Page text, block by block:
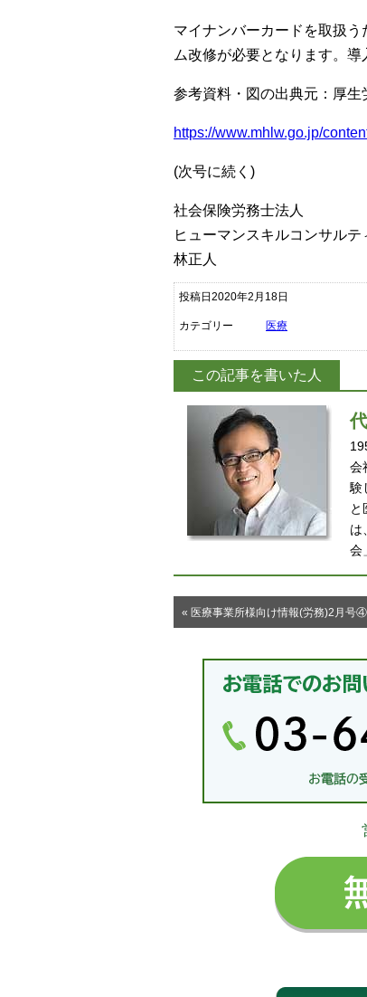
マイナンバーカードを取扱
ム改修が必要となります。
参考資料・図の出典元：厚
https://www.mhlw.go.jp/
(次号に続く)
社会保険労務士法人
ヒューマンスキルコンサルテ
林正人
投稿日2020年2月18日
カテゴリー 医療
この記事を書いた人
会
験
と
は
会
« 医療事業所様向け情報(労務)2月号④